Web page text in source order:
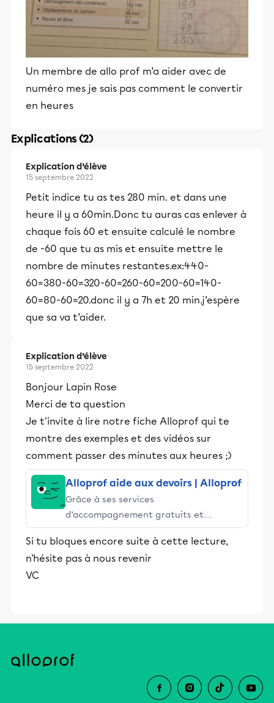
Un membre de allo prof m’a aider avec de
numéro mes je sais pas comment le convertir
en heures
Explications (2)
Explication d’élève
15 septembre 2022
Petit indice tu as tes 280 min. et dans une
heure il y a 60min.Donc tu auras cas enlever à
chaque fois 60 et ensuite calculé le nombre
de -60 que tu as mis et ensuite mettre le
nombre de minutes restantes.ex:440-
60=380-60=320-60=260-60=200-60=140-
60=80-60=20.donc il y a 7h et 20 min.j’espère
que sa va t’aider.
Explication d’élève
15 septembre 2022
Bonjour Lapin Rose
Merci de ta question
Je t'invite à lire notre fiche Alloprof qui te
montre des exemples et des vidéos sur
comment passer des minutes aux heures ;)
Alloprof aide aux devoirs | Alloprof
Grâce à ses services
d’accompagnement gratuits et
stimulants, Alloprof engage les élèves
et leurs parents dans la réussite
éducative.
Si tu bloques encore suite à cette lecture,
n'hésite pas à nous revenir
VC